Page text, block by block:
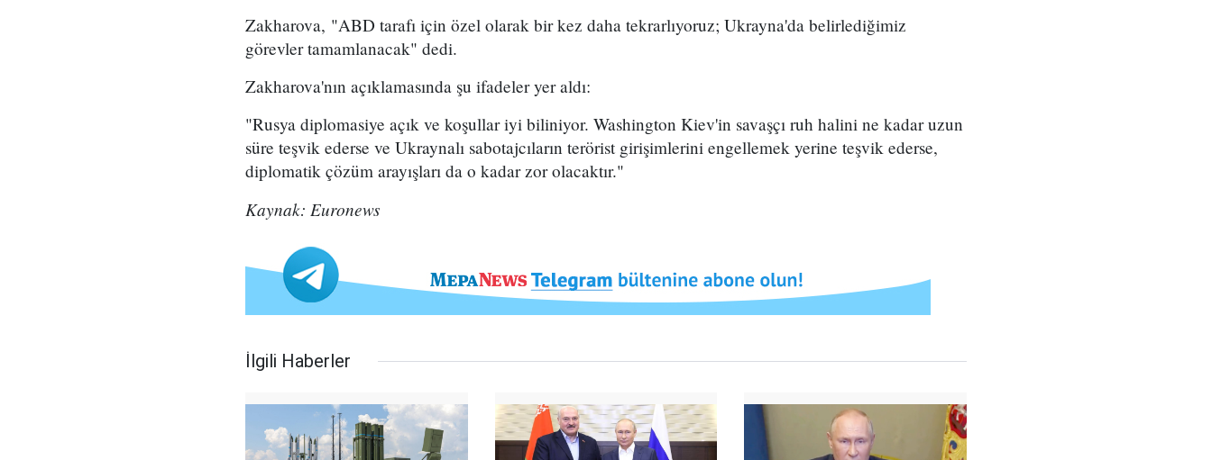
Zakharova, "ABD tarafı için özel olarak bir kez daha tekrarlıyoruz; Ukrayna'da belirlediğimiz
görevler tamamlanacak" dedi.
Zakharova'nın açıklamasında şu ifadeler yer aldı:
"Rusya diplomasiye açık ve koşullar iyi biliniyor. Washington Kiev'in savaşçı ruh halini ne kadar uzun
süre teşvik ederse ve Ukraynalı sabotajcıların terörist girişimlerini engellemek yerine teşvik ederse,
diplomatik çözüm arayışları da o kadar zor olacaktır."
Kaynak: Euronews
İlgili Haberler